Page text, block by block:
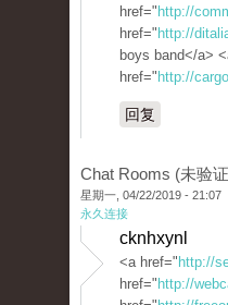
href=" http://
href=" http://
boys band</a>
href=" http://
回复
Chat Rooms (未验
星期一, 04/22/2019 - 21:07
永久连接
cknhxynl
<a href=" http://
href=" http://